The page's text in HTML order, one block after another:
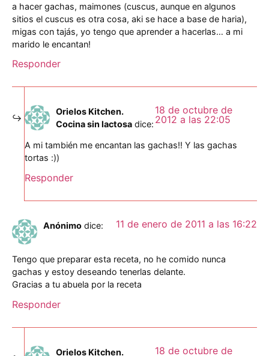
a hacer gachas, maimones (cuscus, aunque en algunos
sitios el cuscus es otra cosa, aki se hace a base de haria),
migas con tajás, yo tengo que aprender a hacerlas… a mi
marido le encantan!
Responder
Orielos Kitchen.
Cocina sin lactosa dice:
18 de octubre de
2012 a las 22:05
A mi también me encantan las gachas!! Y las gachas
tortas :))
Responder
Anónimo dice: 11 de enero de 2011 a las 16:22
Tengo que preparar esta receta, no he comido nunca
gachas y estoy deseando tenerlas delante.
Gracias a tu abuela por la receta
Responder
Orielos Kitchen.
18 de octubre de